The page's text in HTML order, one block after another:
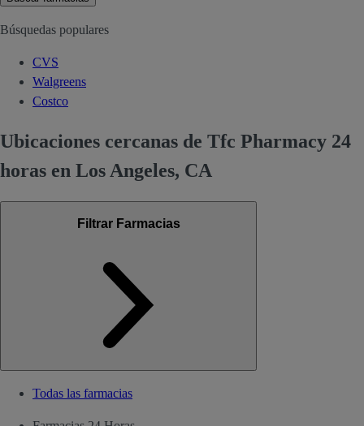
Búsquedas populares
CVS
Walgreens
Costco
Ubicaciones cercanas de Tfc Pharmacy 24
horas en Los Angeles, CA
Filtrar Farmacias
Todas las farmacias